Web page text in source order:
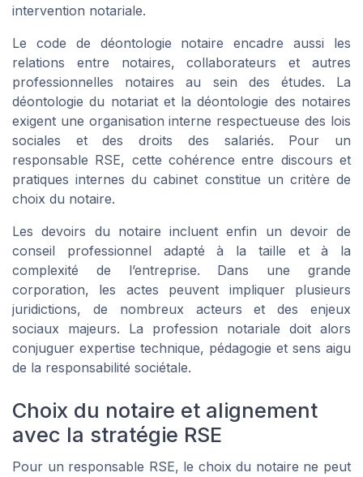
intervention notariale.
Le code de déontologie notaire encadre aussi les
relations entre notaires, collaborateurs et autres
professionnelles notaires au sein des études. La
déontologie du notariat et la déontologie des notaires
exigent une organisation interne respectueuse des lois
sociales et des droits des salariés. Pour un
responsable RSE, cette cohérence entre discours et
pratiques internes du cabinet constitue un critère de
choix du notaire.
Les devoirs du notaire incluent enfin un devoir de
conseil professionnel adapté à la taille et à la
complexité de l’entreprise. Dans une grande
corporation, les actes peuvent impliquer plusieurs
juridictions, de nombreux acteurs et des enjeux
sociaux majeurs. La profession notariale doit alors
conjuguer expertise technique, pédagogie et sens aigu
de la responsabilité sociétale.
Choix du notaire et alignement
avec la stratégie RSE
Pour un responsable RSE, le choix du notaire ne peut